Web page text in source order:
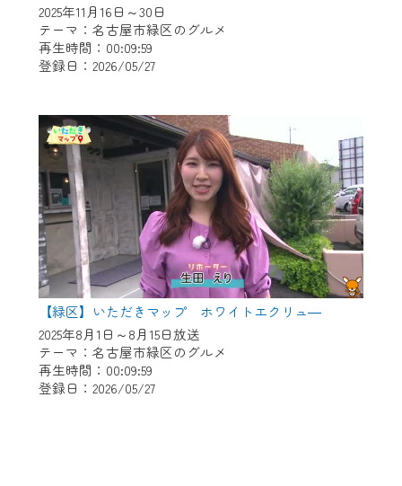
2025年11月16日～30日
テーマ：名古屋市緑区のグルメ
再生時間：00:09:59
登録日：2026/05/27
【緑区】いただきマップ ホワイトエクリュ―
2025年8月1日～8月15日放送
テーマ：名古屋市緑区のグルメ
再生時間：00:09:59
登録日：2026/05/27